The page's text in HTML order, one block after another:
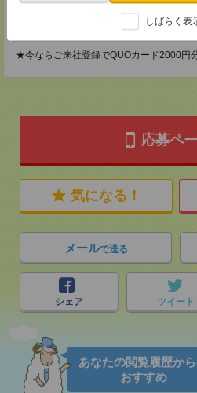
しばらく表
★今ならご来社登録でQUOカード2000円
応募ペ
気になる！
メールで送る
シェア ツイート
あなたの閲覧履歴か
おすすめ